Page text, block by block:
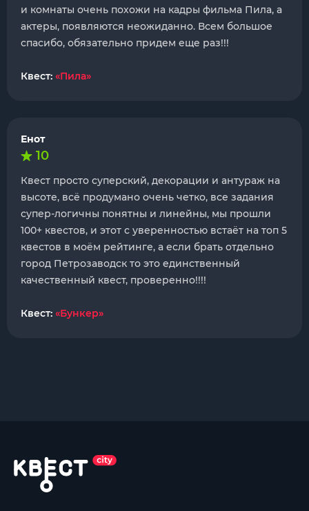
и комнаты очень похожи на кадры фильма Пила, а
актеры, появляются неожиданно. Всем большое
спасибо, обязательно придем еще раз!!!
Квест: «Пила»
Енот
10
Квест просто суперский, декорации и антураж на
высоте, всё продумано очень четко, все задания
супер-логичны понятны и линейны, мы прошли
100+ квестов, и этот с уверенностью встаёт на топ 5
квестов в моём рейтинге, а если брать отдельно
город Петрозаводск то это единственный
качественный квест, проверенно!!!!
Квест: «Бункер»